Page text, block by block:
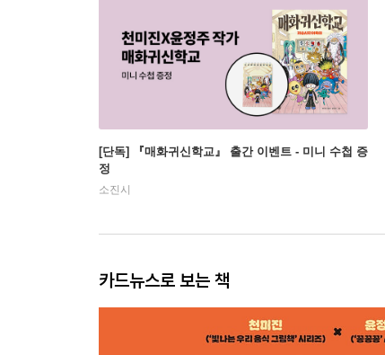
[단독] 『매화귀신학교』 출간 이벤트 - 미니 수첩 증
정
소진시
카드뉴스로 보는 책